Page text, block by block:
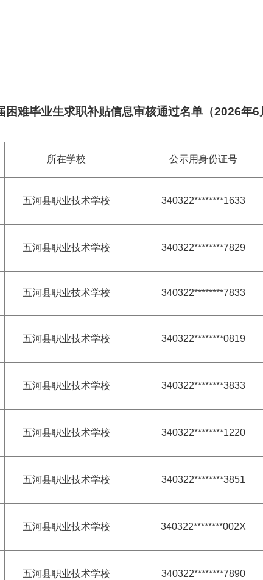
困难毕业生求职补贴信息审核通过名单（2026年6
所在学校 公示用身份证号
五河县职业技术学校 340322********1633
五河县职业技术学校 340322********7829
五河县职业技术学校 340322********7833
五河县职业技术学校 340322********0819
五河县职业技术学校 340322********3833
五河县职业技术学校 340322********1220
五河县职业技术学校 340322********3851
五河县职业技术学校 340322********002X
五河县职业技术学校 340322********7890